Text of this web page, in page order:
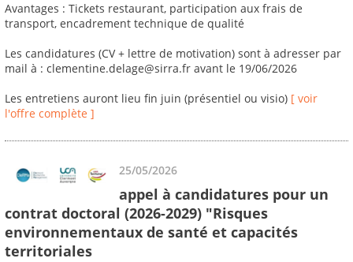
Avantages : Tickets restaurant, participation aux frais de
transport, encadrement technique de qualité
Les candidatures (CV + lettre de motivation) sont à adresser par
mail à : clementine.delage@sirra.fr avant le 19/06/2026
Les entretiens auront lieu fin juin (présentiel ou visio) [ voir
l'offre complète ]
25/05/2026
appel à candidatures pour un
contrat doctoral (2026-2029) "Risques
environnementaux de santé et capacités
territoriales